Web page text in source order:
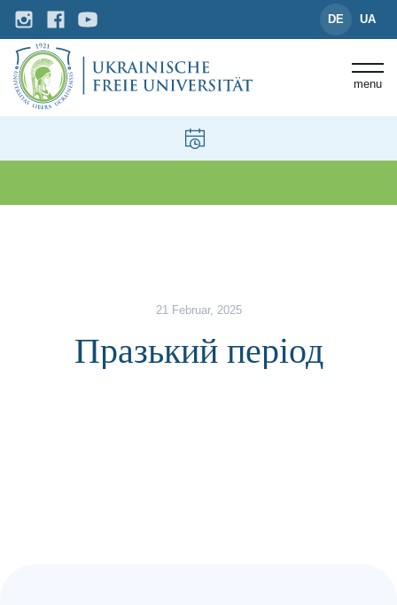
DE UA
menu
21 Februar, 2025
Празький період